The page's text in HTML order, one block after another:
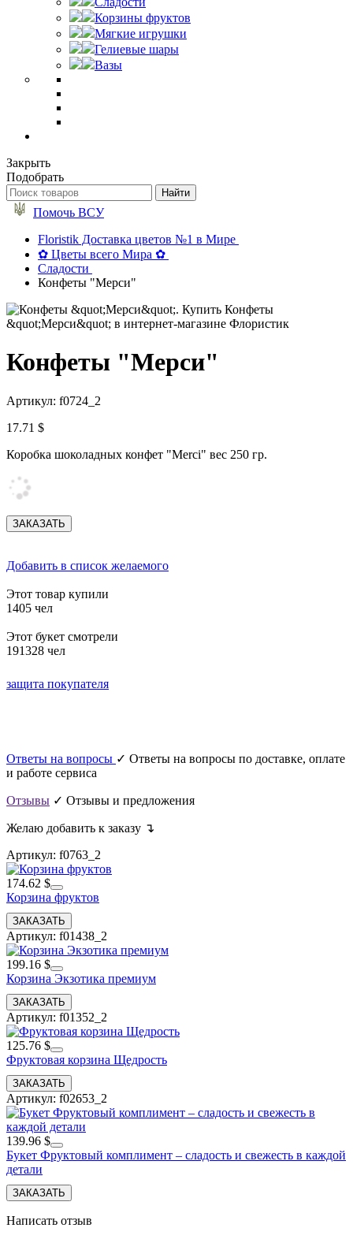
Корзины фруктов
Мягкие игрушки
Гелиевые шары
Вазы
Закрыть
Подобрать
Помочь ВСУ
Floristik Доставка цветов №1 в Мире
✿ Цветы всего Мира ✿
Сладости
Конфеты "Мерси"
Конфеты "Мерси"
Артикул: f0724_2
17.71 $
Коробка шоколадных конфет "Merci" вес 250 гр.
Добавить в список желаемого
Этот товар купили
1405 чел
Этот букет смотрели
191328 чел
защита покупателя
Ответы на вопросы ✓ Ответы на вопросы по доставке, оплате
и работе сервиса
Отзывы ✓ Отзывы и предложения
Желаю добавить к заказу ↴
Артикул: f0763_2
174.62 $
Корзина фруктов
Артикул: f01438_2
199.16 $
Корзина Экзотика премиум
Артикул: f01352_2
125.76 $
Фруктовая корзина Щедрость
Артикул: f02653_2
139.96 $
Букет Фруктовый комплимент – сладость и свежесть в каждой
детали
Написать отзыв